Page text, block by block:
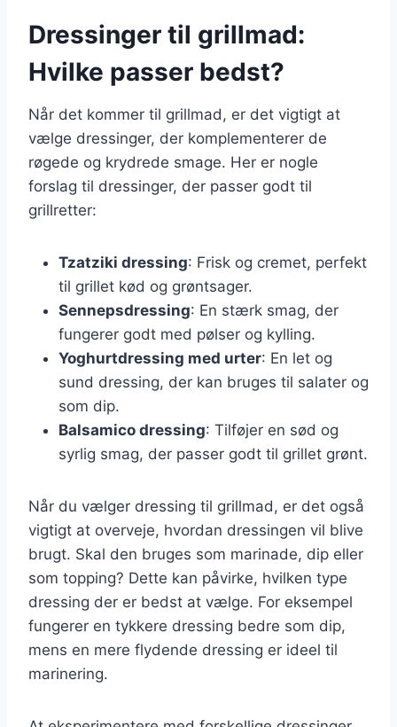
Dressinger til grillmad:
Hvilke passer bedst?
Når det kommer til grillmad, er det vigtigt at
vælge dressinger, der komplementerer de
røgede og krydrede smage. Her er nogle
forslag til dressinger, der passer godt til
grillretter:
Tzatziki dressing: Frisk og cremet, perfekt
til grillet kød og grøntsager.
Sennepsdressing: En stærk smag, der
fungerer godt med pølser og kylling.
Yoghurtdressing med urter: En let og
sund dressing, der kan bruges til salater og
som dip.
Balsamico dressing: Tilføjer en sød og
syrlig smag, der passer godt til grillet grønt.
Når du vælger dressing til grillmad, er det også
vigtigt at overveje, hvordan dressingen vil blive
brugt. Skal den bruges som marinade, dip eller
som topping? Dette kan påvirke, hvilken type
dressing der er bedst at vælge. For eksempel
fungerer en tykkere dressing bedre som dip,
mens en mere flydende dressing er ideel til
marinering.